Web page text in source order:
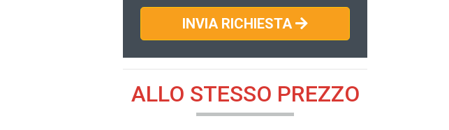
INVIA RICHIESTA
ALLO STESSO PREZZO